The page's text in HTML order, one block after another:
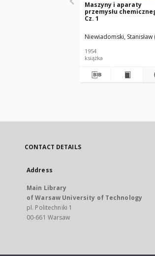
Maszyny i aparaty
przemysłu
Cz. 1
Niewiadomski, Stanisław
1954
książka
CONTACT DETAILS
Address
Main Library
of Warsaw University of Technology
pl. Politechniki 1
00-661 Warsaw